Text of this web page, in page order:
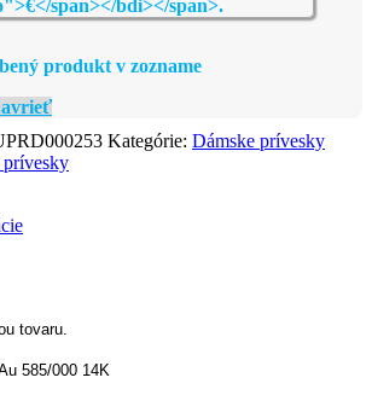
produkt v zozname
Kategórie: Dámske prívesky
prívesky
tovaru.
000 14K